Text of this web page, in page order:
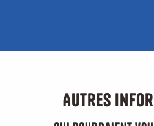
Autres